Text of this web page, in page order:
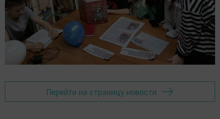
Перейти на страницу новости